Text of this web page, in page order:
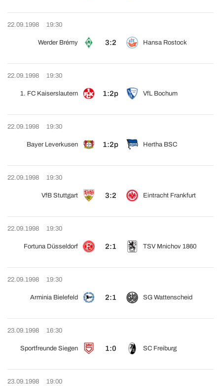
22.09.1998 19:30
Werder Brémy 3:2 Hansa Rostock
22.09.1998 19:30
1. FC Kaiserslautern 1:2p VfL Bochum
22.09.1998 19:30
Bayer Leverkusen 1:2p Hertha BSC
22.09.1998 19:30
VfB Stuttgart 3:2 Eintracht Frankfurt
22.09.1998 19:30
Fortuna Düsseldorf 2:1 TSV Mnichov 1860
22.09.1998 19:30
Arminia Bielefeld 2:1 SG Wattenscheid
23.09.1998 16:30
Sportfreunde Siegen 1:0 SC Freiburg
23.09.1998 19:00